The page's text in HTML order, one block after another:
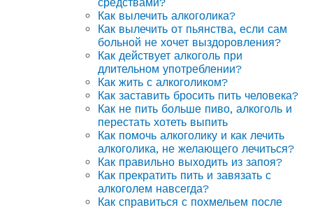
Как вылечить алкоголика?
Как вылечить от пьянства, если сам
больной не хочет выздоровления?
Как действует алкоголь при
длительном употреблении?
Как жить с алкоголиком?
Как заставить бросить пить человека?
Как не пить больше пиво, алкоголь и
перестать хотеть выпить
Как помочь алкоголику и как лечить
алкоголика, не желающего лечиться?
Как правильно выходить из запоя?
Как прекратить пить и завязать с
алкоголем навсегда?
Как справиться с похмельем после